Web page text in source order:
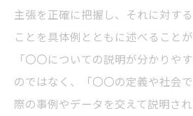
主張を正確に把握し、それに対す
ことを具体例とともに述べること
「〇〇についての説明が分かりや
のではなく、「〇〇の定義や社会
際の事例やデータを交えて説明さ